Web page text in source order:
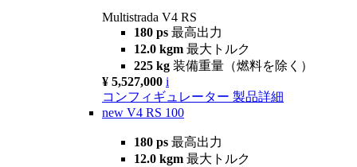
Multistrada V4 RS
180 ps 最高出力
12.0 kgm 最大トルク
225 kg 装備重量（燃料を除く）
¥ 5,527,000 i
コンフィギュレーター 製品詳細
new V4 RS 100
180 ps 最高出力
12.0 kgm 最大トルク